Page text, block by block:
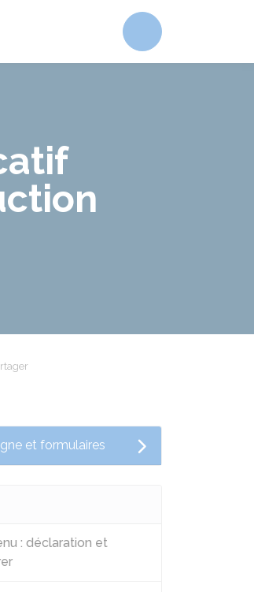
Accéder au
et formulaires
: déclaration et